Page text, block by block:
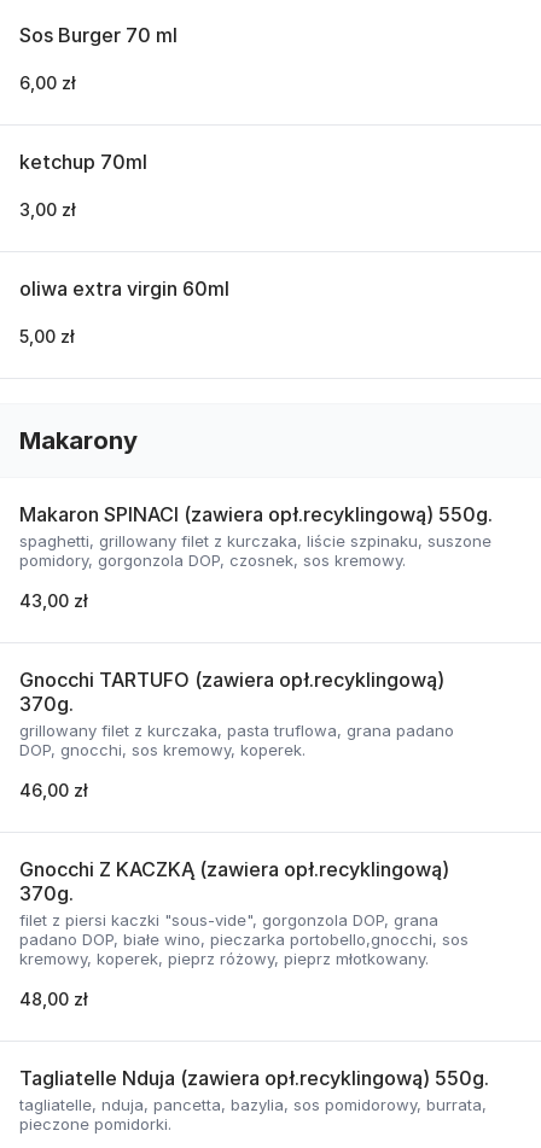
Sos Burger 70 ml
6,00 zł
ketchup 70ml
3,00 zł
oliwa extra virgin 60ml
5,00 zł
Makarony
Makaron SPINACI (zawiera opł.recyklingową) 550g.
spaghetti, grillowany filet z kurczaka, liście szpinaku, suszone
pomidory, gorgonzola DOP, czosnek, sos kremowy.
43,00 zł
Gnocchi TARTUFO (zawiera opł.recyklingową)
370g.
grillowany filet z kurczaka, pasta truflowa, grana padano
DOP, gnocchi, sos kremowy, koperek.
46,00 zł
Gnocchi Z KACZKĄ (zawiera opł.recyklingową)
370g.
filet z piersi kaczki "sous-vide", gorgonzola DOP, grana
padano DOP, białe wino, pieczarka portobello,gnocchi, sos
kremowy, koperek, pieprz różowy, pieprz młotkowany.
48,00 zł
Tagliatelle Nduja (zawiera opł.recyklingową) 550g.
tagliatelle, nduja, pancetta, bazylia, sos pomidorowy, burrata,
pieczone pomidorki.